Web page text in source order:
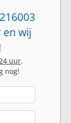
wij
uur.
nog!